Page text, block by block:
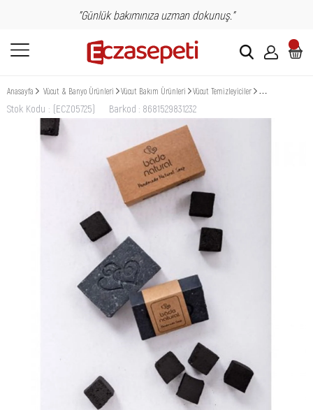
"Günlük bakımınıza uzman dokunuş."
Anasayfa Vücut & Banyo Ürünleri Vücut Bakım Ürünleri Vücut Temizleyiciler Bade Natural
Stok Kodu (ECZ05725) Barkod : 8681529831232